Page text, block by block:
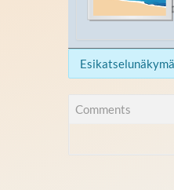
Comments